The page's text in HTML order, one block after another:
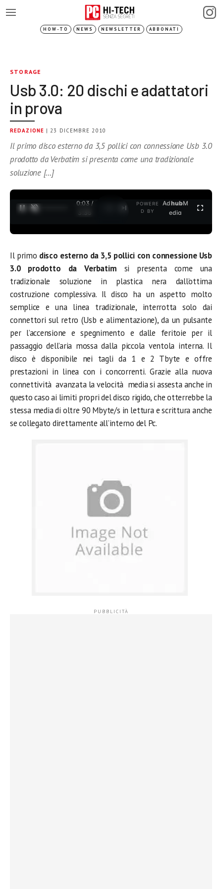
HOW-TO NEWS NEWSLETTER ABBONATI
STORAGE
Usb 3.0: 20 dischi e adattatori
in prova
REDAZIONE | 23 DICEMBRE 2010
Il primo disco esterno da 3,5 pollici con connessione Usb 3.0
prodotto da Verbatim si presenta come una tradizionale
soluzione […]
0:03 /
3:35
POWERE
D BY
AdhubM
edia
Il primo disco esterno da 3,5 pollici con connessione Usb
3.0 prodotto da Verbatim si presenta come una
tradizionale soluzione in plastica nera dall’ottima
costruzione complessiva. Il disco ha un aspetto molto
semplice e una linea tradizionale, interrotta solo dai
connettori sul retro (Usb e alimentazione), da un pulsante
per l’accensione e spegnimento e dalle feritoie per il
passaggio dell’aria mossa dalla piccola ventola interna. Il
disco è disponibile nei tagli da 1 e 2 Tbyte e offre
prestazioni in linea con i concorrenti. Grazie alla nuova
connettività avanzata la velocità media si assesta anche in
questo caso ai limiti propri del disco rigido, che otterrebbe la
stessa media di oltre 90 Mbyte/s in lettura e scrittura anche
se collegato direttamente all’interno del Pc.